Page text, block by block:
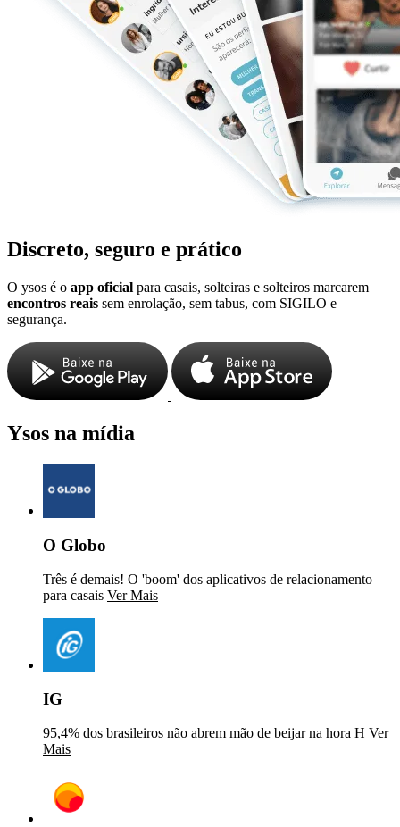
Discreto, seguro e prático
O ysos é o app oficial para casais, solteiras e solteiros marcarem
encontros reais sem enrolação, sem tabus, com SIGILO e
segurança.
Ysos na mídia
O Globo
Três é demais! O 'boom' dos aplicativos de relacionamento
para casais Ver Mais
IG
95,4% dos brasileiros não abrem mão de beijar na hora H Ver
Mais